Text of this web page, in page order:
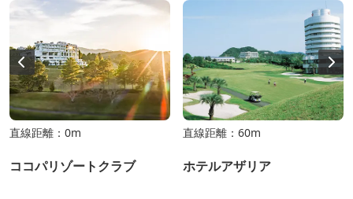
直線距離：0m
ココパリゾートクラブ
直線距離：60m
ホテルアザリア